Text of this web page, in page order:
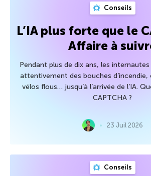
Conseils
L’IA plus forte que le
Affaire à
Pendant plus de dix ans, les
attentivement des bouches d’incendie,
vélos flous… jusqu’à l’arrivée de l’IA.
CAPTCHA ?
23 Juil 2026
Conseils